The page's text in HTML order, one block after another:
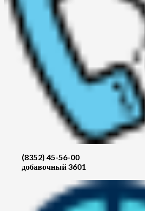
(8352) 45-56-00
добавочный 3601